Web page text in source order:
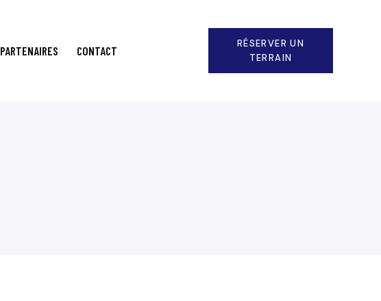
PARTENAIRES CONTACT
RÉSERVER UN
TERRAIN